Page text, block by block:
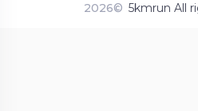
2026© 5kmrun All